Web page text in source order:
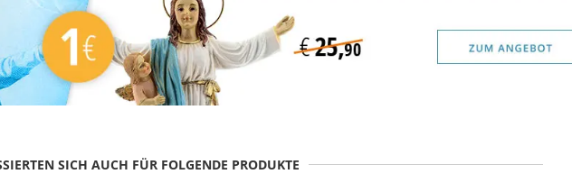
SICH AUCH FÜR FOLGENDE PRODUKTE